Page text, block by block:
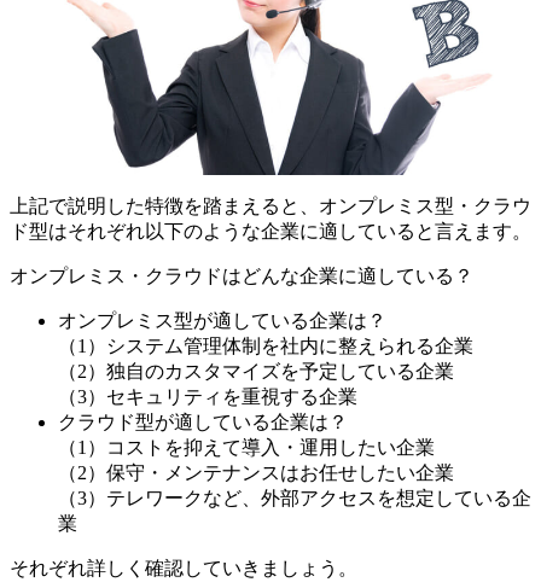
上記で説明した特徴を踏まえると、オンプレミス型・クラウ
ド型はそれぞれ以下のような企業に適していると言えます。
オンプレミス・クラウドはどんな企業に適している？
オンプレミス型が適している企業は？
（1）システム管理体制を社内に整えられる企業
（2）独自のカスタマイズを予定している企業
（3）セキュリティを重視する企業
クラウド型が適している企業は？
（1）コストを抑えて導入・運用したい企業
（2）保守・メンテナンスはお任せしたい企業
（3）テレワークなど、外部アクセスを想定している企
業
それぞれ詳しく確認していきましょう。